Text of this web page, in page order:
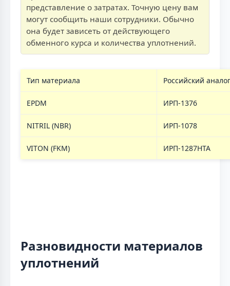
представление о затратах. Точную цену вам
могут сообщить наши сотрудники. Обычно
она будет зависеть от действующего
обменного курса и количества уплотнений.
Тип материала Российский аналог
EPDM ИРП-1376
NITRIL (NBR) ИРП-1078
VITON (FKM) ИРП-1287НТА
Разновидности материалов
уплотнений